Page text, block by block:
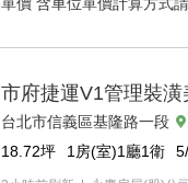
單價 含車位單價計算方式
市府捷運V1管理裝
台北市信義區基隆路一段
18.72坪 1房(室)1廳1衛